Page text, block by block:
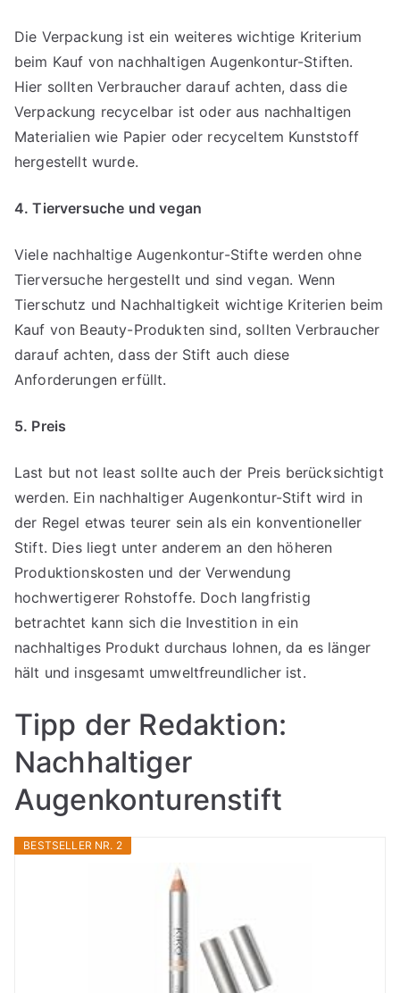
Die Verpackung ist ein weiteres wichtige Kriterium
beim Kauf von nachhaltigen Augenkontur-Stiften.
Hier sollten Verbraucher darauf achten, dass die
Verpackung recycelbar ist oder aus nachhaltigen
Materialien wie Papier oder recyceltem Kunststoff
hergestellt wurde.
4. Tierversuche und vegan
Viele nachhaltige Augenkontur-Stifte werden ohne
Tierversuche hergestellt und sind vegan. Wenn
Tierschutz und Nachhaltigkeit wichtige Kriterien beim
Kauf von Beauty-Produkten sind, sollten Verbraucher
darauf achten, dass der Stift auch diese
Anforderungen erfüllt.
5. Preis
Last but not least sollte auch der Preis berücksichtigt
werden. Ein nachhaltiger Augenkontur-Stift wird in
der Regel etwas teurer sein als ein konventioneller
Stift. Dies liegt unter anderem an den höheren
Produktionskosten und der Verwendung
hochwertigerer Rohstoffe. Doch langfristig
betrachtet kann sich die Investition in ein
nachhaltiges Produkt durchaus lohnen, da es länger
hält und insgesamt umweltfreundlicher ist.
Tipp der Redaktion:
Nachhaltiger
Augenkonturenstift
BESTSELLER NR. 2